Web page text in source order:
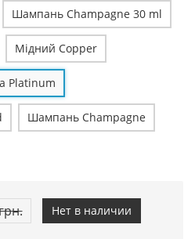
Шампань Champagne 30 ml
Мідний Copper
Platinum
Шампань Champagne
Нет в наличии